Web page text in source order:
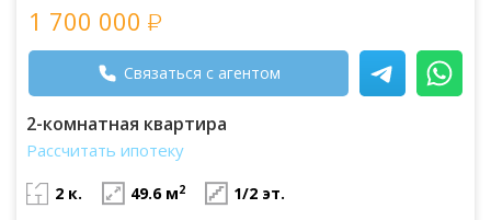
1 700 000
Связаться с агентом
2-комнатная квартира
Рассчитать ипотеку
2 к. 49.6 м2
1/2 эт.